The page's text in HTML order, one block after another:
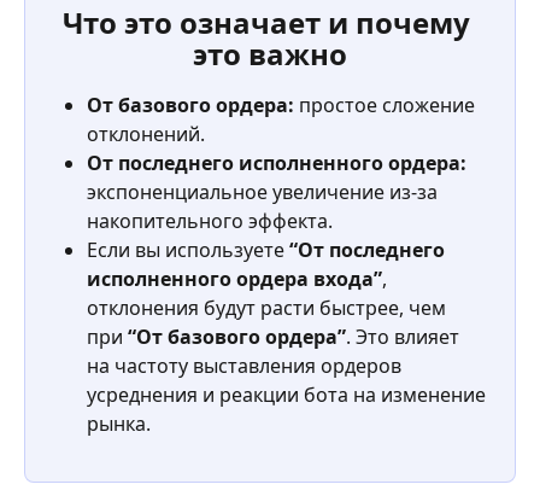
Что это означает и почему
это важно
От базового ордера: простое сложение
отклонений.
От последнего исполненного ордера:
экспоненциальное увеличение из-за
накопительного эффекта.
Если вы используете “От последнего
исполненного ордера входа”,
отклонения будут расти быстрее, чем
при “От базового ордера”. Это влияет
на частоту выставления ордеров
усреднения и реакции бота на изменение
рынка.